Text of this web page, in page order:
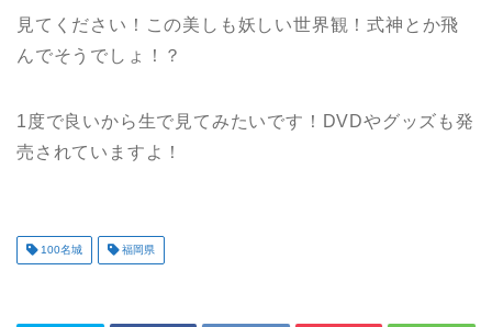
見てください！この美しも妖しい世界観！式神とか飛
んでそうでしょ！？
1度で良いから生で見てみたいです！DVDやグッズも発
売されていますよ！
100名城 福岡県